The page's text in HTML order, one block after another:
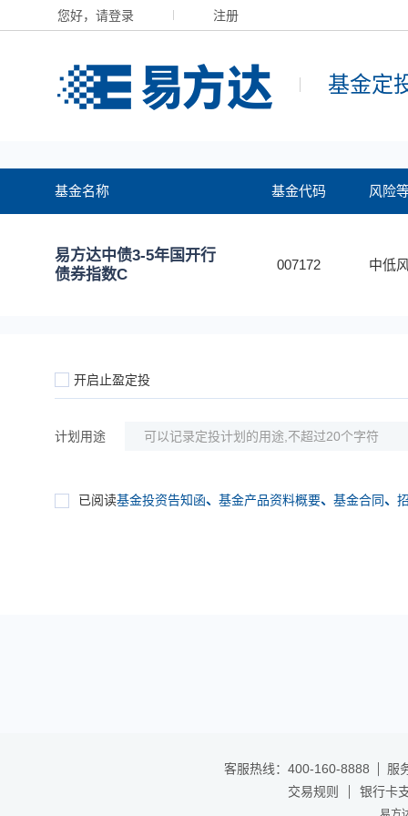
您好，请登录 注册
基金定
基金名称 基金代码 风险
易方达中债3-5年国开行
债券指数C
007172 中低
开启止盈定投
计划用途
已阅读基金投资告知函、 基金产品资料概要、 基金合同、
客服热线：400-160-8888
服
交易规则
银行卡